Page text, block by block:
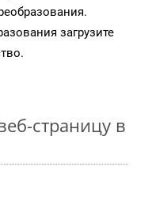
загрузите
страницу в